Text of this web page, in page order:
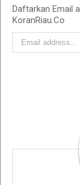
Daftarkan Email
KoranRiau.Co